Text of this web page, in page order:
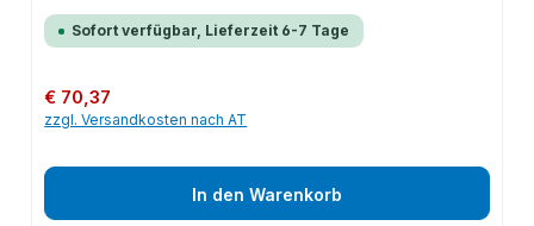
surface of the filter ensures easy washing and cleaning. The filter cartridges
provide a nominal filtration with an efficiency of 80 %. If properly used ·
net.Weitere technische Eigenschaften:· Art des Zubehörs/Ersatzteils: Filter·
Breite: 119· Höhe: 199· Länge: 187· Werkstoff: sonstige
Sofort verfügbar, Lieferzeit 6-7 Tage
Regulärer Preis:
€ 70,37
zzgl. Versandkosten nach AT
In den Warenkorb